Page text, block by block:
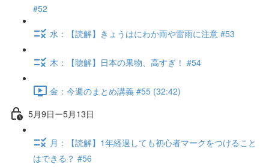
#52
水：【読解】きょうはにわか雨や雷雨に注意 #53
木：【聴解】日本の果物、高すぎ！ #54
金：今週のまとめ講義 #55 (32:42)
5月9日ー5月13日
月：【読解】1年経過しても初心者マークをつけること
はできる？ #56